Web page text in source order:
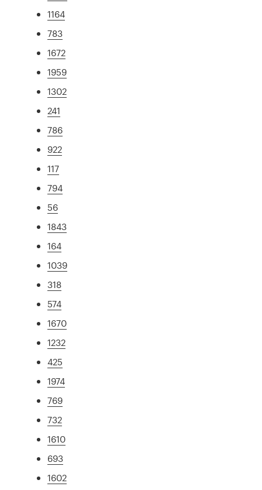
1164
783
1672
1959
1302
241
786
922
117
794
56
1843
164
1039
318
574
1670
1232
425
1974
769
732
1610
693
1602